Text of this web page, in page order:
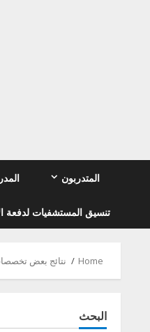
المتدربون
تنسيق المستشفيات لدفعة
Home نتائج بعض تخصصات
البحث